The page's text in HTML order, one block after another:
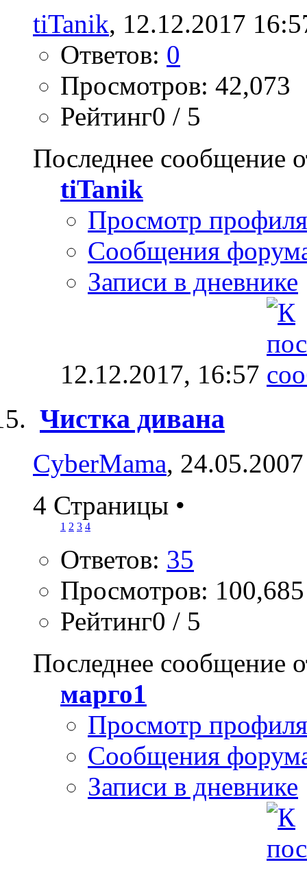
tiTanik, 12.12.2017
Ответов: 0
Просмотров: 42,073
Рейтинг0 / 5
Последнее сообщение
tiTanik
Просмотр профиля
Сообщения
Записи в дневнике
12.12.2017, 16:57
Чистка дивана
CyberMama,
4 Страницы •
1 2 3 4
Ответов: 35
Просмотров: 100,685
Рейтинг0 / 5
Последнее сообщение
марго1
Просмотр профиля
Сообщения
Записи в дневнике